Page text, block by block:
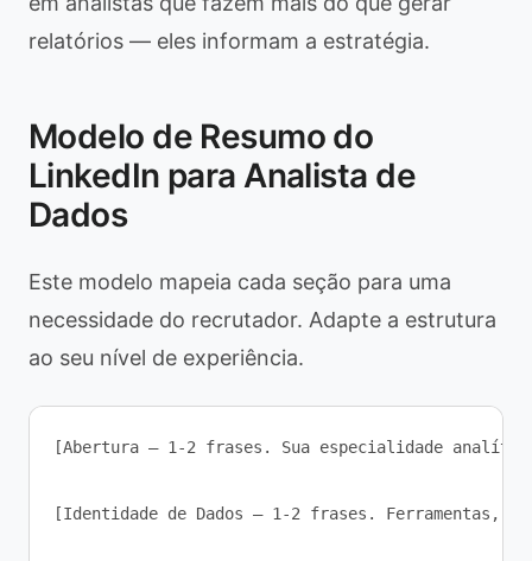
relatórios — eles informam a estratégia.
Modelo de Resumo do
LinkedIn para Analista de
Dados
Este modelo mapeia cada seção para uma
necessidade do recrutador. Adapte a estrutura
ao seu nível de experiência.
[Abertura — 1-2 frases. Sua especialidade
[Identidade de Dados — 1-2 frases. Ferramentas,